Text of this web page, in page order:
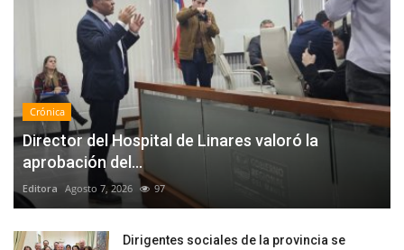
Crónica
Director del Hospital de Linares valoró la
aprobación del...
Editora Agosto 7, 2026 97
Dirigentes sociales de la provincia se